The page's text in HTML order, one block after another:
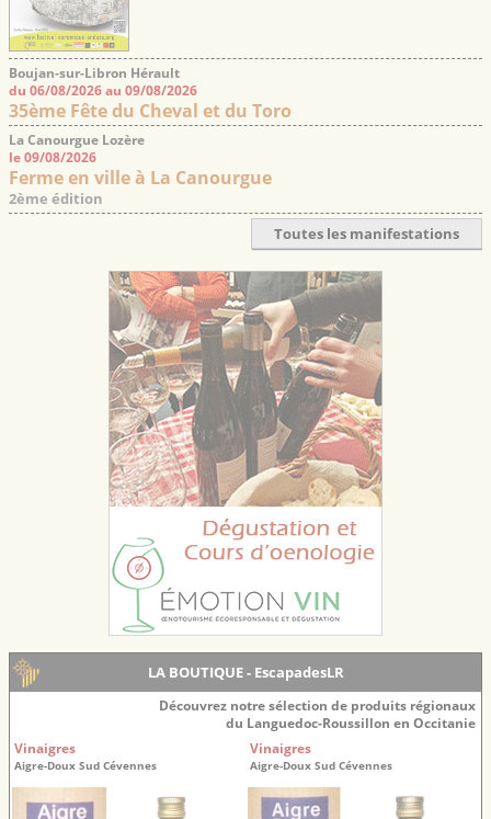
Boujan-sur-Libron Hérault
du 06/08/2026 au 09/08/2026
35ème Fête du Cheval et du Toro
La Canourgue Lozère
le 09/08/2026
Ferme en ville à La Canourgue
2ème édition
Toutes les manifestations
LA BOUTIQUE - EscapadesLR
Découvrez notre sélection de produits régionaux
du Languedoc-Roussillon en Occitanie
Vinaigres
Aigre-Doux Sud Cévennes
Vinaigres
Aigre-Doux Sud Cévennes